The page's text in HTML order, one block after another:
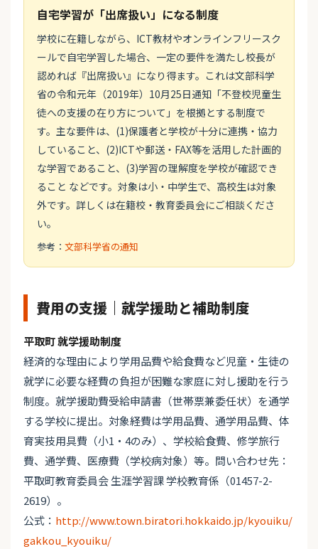
自宅学習が「出席扱い」になる制度
学校に在籍しながら、ICT教材やオンラインフリースク
ールで自宅学習した場合、一定の要件を満たし校長が
認めれば『出席扱い』になり得ます。これは文部科学
省の令和元年（2019年）10月25日通知「不登校児童生
徒への支援の在り方について」を根拠とする制度で
す。主な要件は、(1)保護者と学校が十分に連携・協力
していること、(2)ICTや郵送・FAX等を活用した計画的
な学習であること、(3)学習の理解度を学校が確認でき
ること などです。対象は小・中学生で、高校生は対象
外です。詳しくは在籍校・教育委員会にご相談くださ
い。
参考： 文部科学省の通知
費用の支援｜就学援助と補助制度
平取町 就学援助制度
経済的な理由により学用品費や給食費など児童・生徒の
就学に必要な経費の負担が困難な家庭に対し援助を行う
制度。就学援助費受給申請書（世帯票兼委任状）を通学
する学校に提出。対象経費は学用品費、通学用品費、体
育実技用具費（小1・4のみ）、学校給食費、修学旅行
費、通学費、医療費（学校病対象）等。問い合わせ先：
平取町教育委員会 生涯学習課 学校教育係（01457-2-
2619）。
公式： http://www.town.biratori.hokkaido.jp/kyouiku/
gakkou_kyouiku/